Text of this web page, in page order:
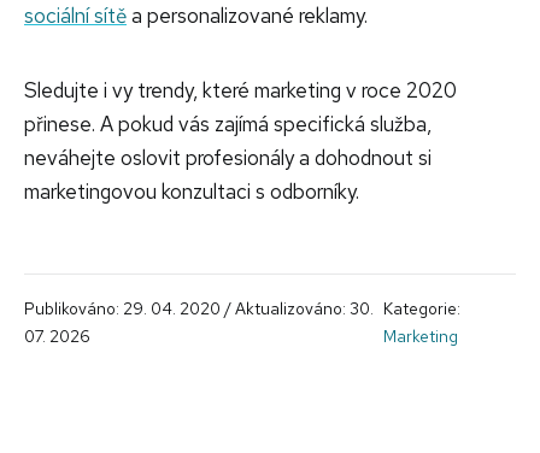
sociální sítěa personalizované reklamy.
Sledujte i vy trendy, které marketing v roce 2020
přinese. A pokud vás zajímá specifická služba,
neváhejte oslovit profesionály a dohodnout si
marketingovou konzultaci s odborníky.
Publikováno: 29. 04. 2020 / Aktualizováno: 30.
07. 2026
Kategorie:
Marketing